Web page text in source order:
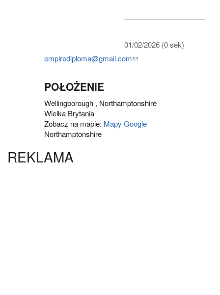
01/02/2026 (0 sek)
empirediploma@gmail.com(link sends e-mail)
POŁOŻENIE
Wellingborough , Northamptonshire
Wielka Brytania
Zobacz na mapie: Mapy Google
Northamptonshire
REKLAMA